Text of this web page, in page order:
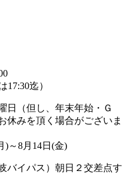
17:30迄）
日（但し、年末年始・Ｇ
休みを頂く場合がございま
)～8月14日(金)
バイパス）朝日２交差点す